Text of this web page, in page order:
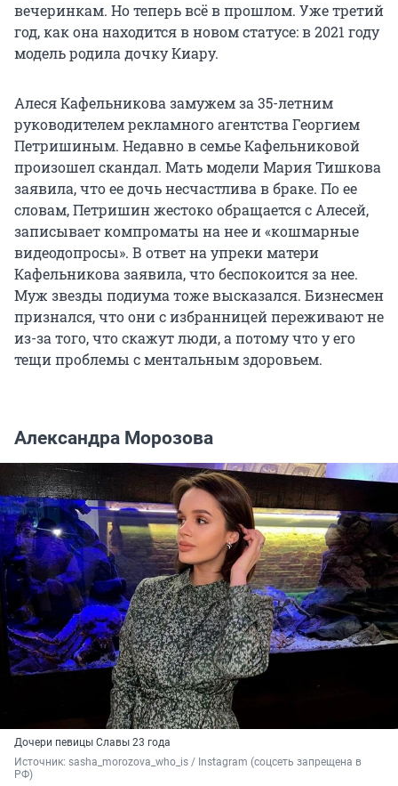
вечеринкам. Но теперь всё в прошлом. Уже третий
год, как она находится в новом статусе: в 2021 году
модель родила дочку Киару.
Алеся Кафельникова замужем за 35-летним
руководителем рекламного агентства Георгием
Петришиным. Недавно в семье Кафельниковой
произошел скандал. Мать модели Мария Тишкова
заявила, что ее дочь несчастлива в браке. По ее
словам, Петришин жестоко обращается с Алесей,
записывает компроматы на нее и «кошмарные
видеодопросы». В ответ на упреки матери
Кафельникова заявила, что беспокоится за нее.
Муж звезды подиума тоже высказался. Бизнесмен
признался, что они с избранницей переживают не
из-за того, что скажут люди, а потому что у его
тещи проблемы с ментальным здоровьем.
Александра Морозова
Дочери певицы Славы 23 года
Источник: sasha_morozova_who_is / Instagram (соцсеть запрещена в
РФ)